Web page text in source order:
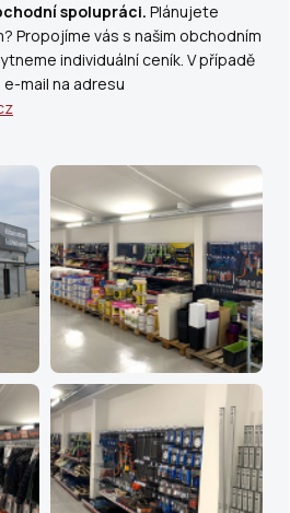
spolupráci. Plánujete
Propojíme vás s našim obchodním
individuální ceník. V případě
mail na adresu